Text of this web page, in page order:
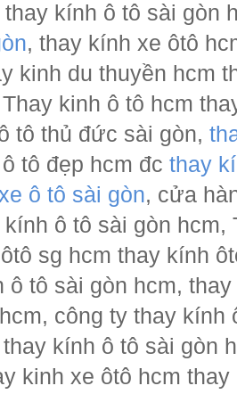
thay kính ô tô sài gòn
, thay kính xe ôtô
kinh du thuyền hcm
Thay kinh ô tô hcm
tô thủ đức sài gòn,
tô đẹp hcm đc thay
ô tô sài gòn, cửa
kính ô tô sài gòn hcm,
sg hcm thay kính
ô tô sài gòn hcm,
công ty thay
thay kính ô tô sài gòn
kinh xe ôtô hcm